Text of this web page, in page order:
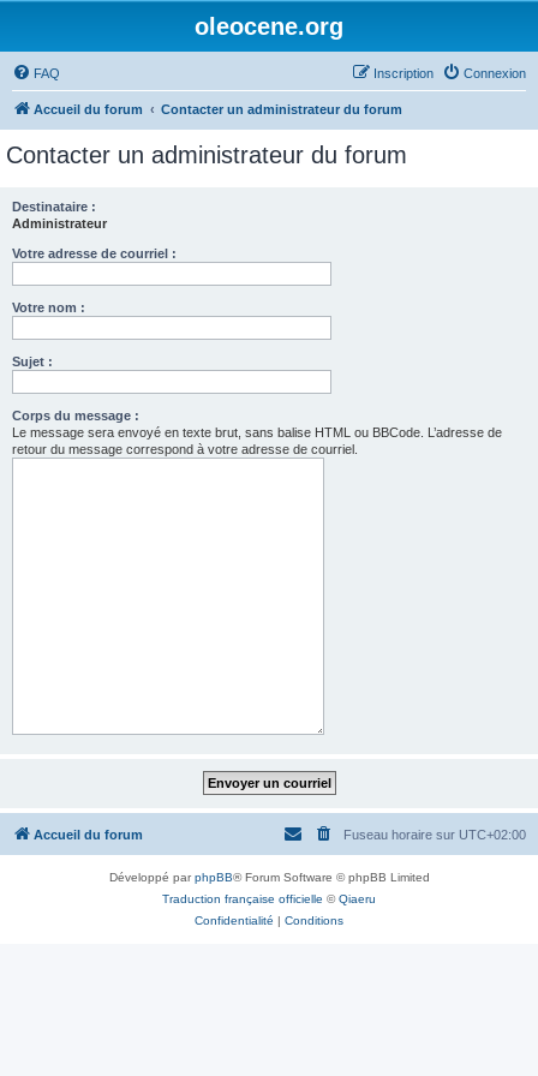
oleocene.org
FAQ Connexion
Inscription
Accueil du forum Contacter un administrateur du forum
Contacter un administrateur du forum
Destinataire :
Administrateur
Votre adresse de courriel :
Votre nom :
Sujet :
Corps du message :
Le message sera envoyé en texte brut, sans balise HTML ou BBCode. L’adresse de
retour du message correspond à votre adresse de courriel.
Accueil du forum Fuseau horaire sur UTC+02:00
Développé parphpBB® Forum Software © phpBB Limited
Traduction française officielle ©Qiaeru
Confidentialité | Conditions